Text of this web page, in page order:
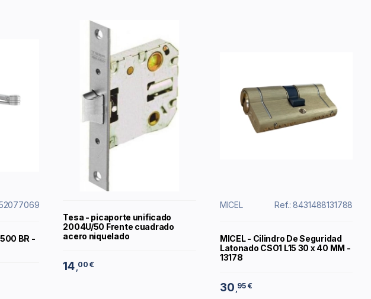
BR -
Tesa - picaporte unificado
2004U/50 Frente cuadrado
acero niquelado
14 ,00 €
MICEL Ref.: 8431488131788
MICEL - Cilindro De Seguridad
Latonado CSO1 L15 30 x 40 MM -
13178
30 ,95 €